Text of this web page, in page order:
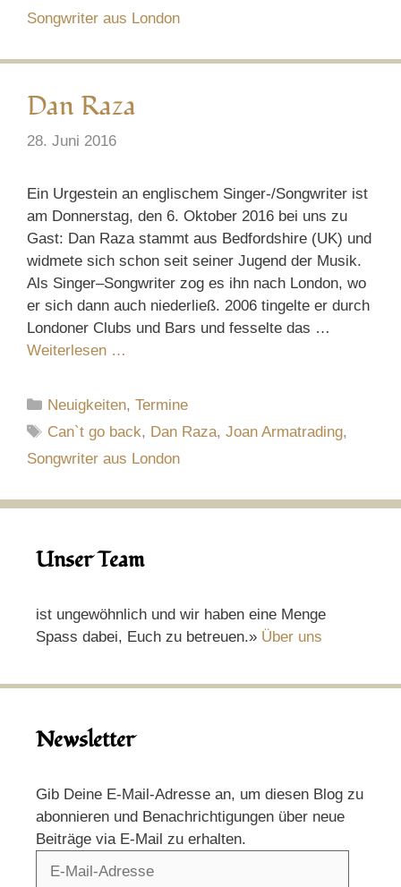
Songwriter aus London
Dan Raza
28. Juni 2016
Ein Urgestein an englischem Singer-/Songwriter ist
am Donnerstag, den 6. Oktober 2016 bei uns zu
Gast: Dan Raza stammt aus Bedfordshire (UK) und
widmete sich schon seit seiner Jugend der Musik.
Als Singer–Songwriter zog es ihn nach London, wo
er sich dann auch niederließ. 2006 tingelte er durch
Londoner Clubs und Bars und fesselte das …
Weiterlesen …
Kategorien
Neuigkeiten,Termine
Schlagwörter
Can`t go back, Dan Raza,Joan Armatrading,
Songwriter aus London
Unser Team
ist ungewöhnlich und wir haben eine Menge
Spass dabei, Euch zu betreuen.» Über uns
Newsletter
Gib Deine E-Mail-Adresse an, um diesen Blog zu
abonnieren und Benachrichtigungen über neue
Beiträge via E-Mail zu erhalten.